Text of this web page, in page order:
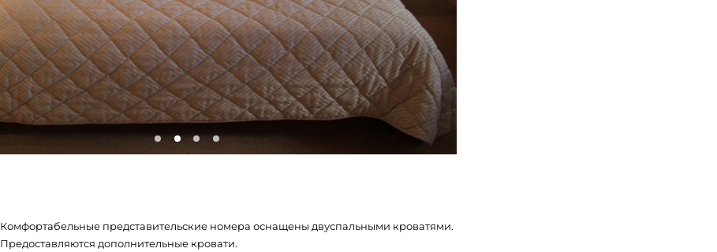
Комфортабельные представительские номера оснащены двуспальными кроватями.
Предоставляются дополнительные кровати.